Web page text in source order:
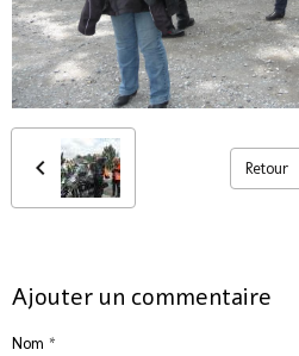
Retour
Ajouter un commentaire
Nom